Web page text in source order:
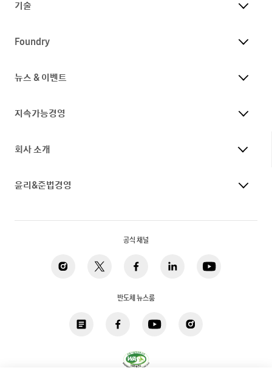
기술
Foundry
뉴스 & 이벤트
지속가능경영
회사 소개
윤리&준법경영
공식 채널
반도체 뉴스룸